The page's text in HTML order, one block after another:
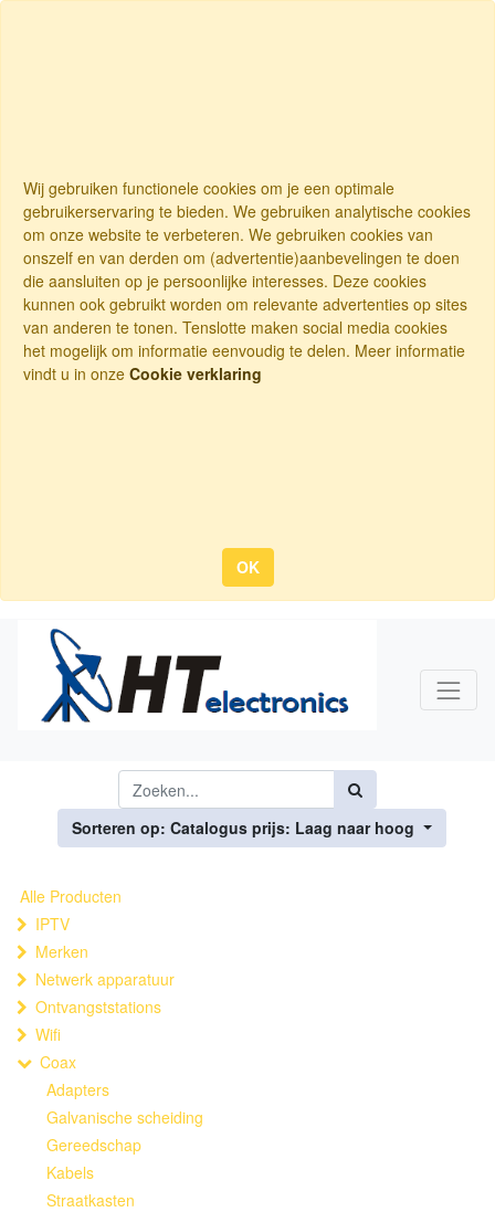
Wij gebruiken functionele cookies om je een optimale
gebruikerservaring te bieden. We gebruiken analytische cookies
om onze website te verbeteren. We gebruiken cookies van
onszelf en van derden om (advertentie)aanbevelingen te doen
die aansluiten op je persoonlijke interesses. Deze cookies
kunnen ook gebruikt worden om relevante advertenties op sites
van anderen te tonen. Tenslotte maken social media cookies
het mogelijk om informatie eenvoudig te delen. Meer informatie
vindt u in onze Cookie verklaring
OK
Sorteren op: Catalogus prijs: Laag naar hoog
Alle Producten
IPTV
Merken
Netwerk apparatuur
Ontvangststations
Wifi
Coax
Adapters
Galvanische scheiding
Gereedschap
Kabels
Straatkasten